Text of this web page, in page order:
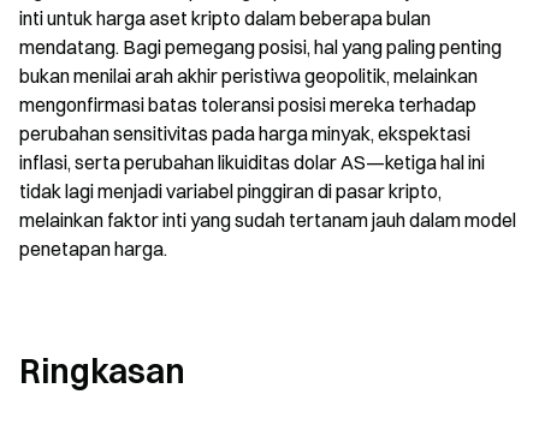
inti untuk harga aset kripto dalam beberapa bulan
mendatang. Bagi pemegang posisi, hal yang paling penting
bukan menilai arah akhir peristiwa geopolitik, melainkan
mengonfirmasi batas toleransi posisi mereka terhadap
perubahan sensitivitas pada harga minyak, ekspektasi
inflasi, serta perubahan likuiditas dolar AS—ketiga hal ini
tidak lagi menjadi variabel pinggiran di pasar kripto,
melainkan faktor inti yang sudah tertanam jauh dalam model
penetapan harga.
Ringkasan